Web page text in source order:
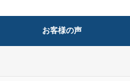
お客様の声